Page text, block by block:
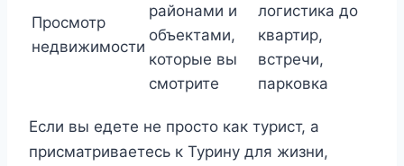
Просмотр
недвижимости
районами и
объектами,
которые вы
смотрите
логистика до
квартир,
встречи,
парковка
Если вы едете не просто как турист, а
присматриваетесь к Турину для жизни,